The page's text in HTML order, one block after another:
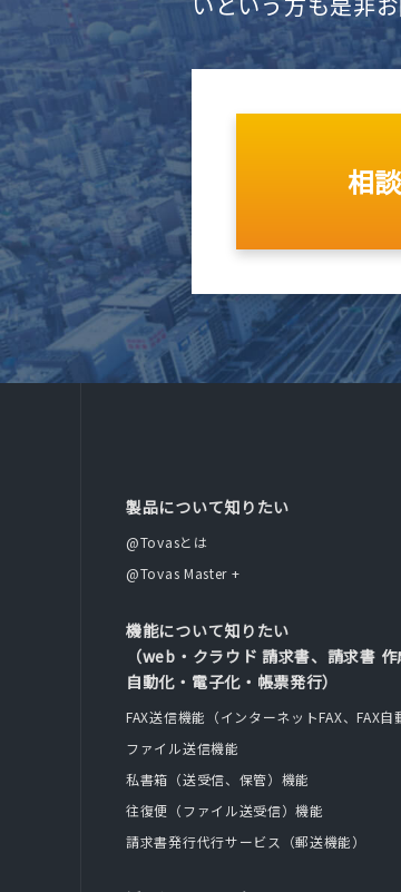
相
製品について知りたい
@Tovasとは
@Tovas Master +
機能について知りたい
（web・クラウド 請求書、請求書 作
自動化・電子化・帳票発行）
FAX送信機能（インターネットFAX、FAX自
ファイル送信機能
私書箱（送受信、保管）機能
往復便（ファイル送受信）機能
請求書発行代行サービス（郵送機能）